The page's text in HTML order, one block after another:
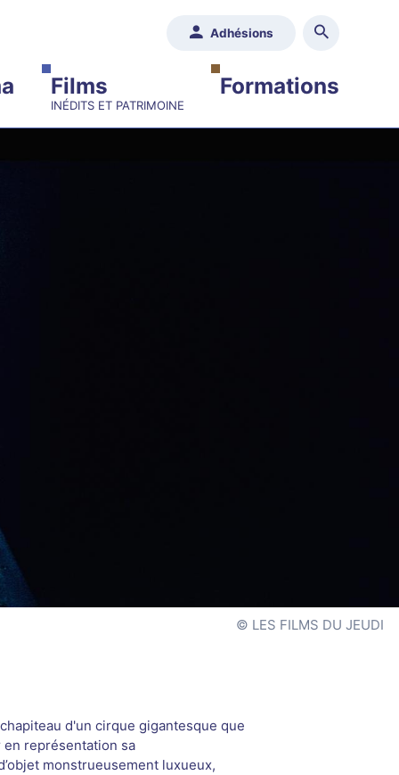
Adhésions
Films Formations
LES FILMS DU JEUDI
d'un cirque gigantesque que
représentation sa
monstrueusement luxueux,